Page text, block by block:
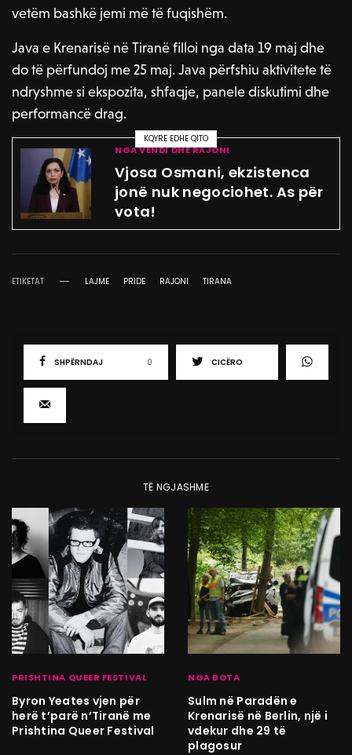
vetëm bashkë jemi më të fuqishëm.
Java e Krenarisë në Tiranë filloi nga data 19 maj dhe
do të përfundoj me 25 maj. Java përfshiu aktivitete të
ndryshme si ekspozita, shfaqje, panele diskutimi dhe
performancë drag.
KQYRE EDHE QITO
NGA VENDI DHE RAJONI
Vjosa Osmani, ekzistenca
jonë nuk negociohet. As për
vota!
ETIKETAT LAJME PRIDE RAJONI TIRANA
SHPËRNDAJ 0 CICËRO
TË NGJASHME
PRISHTINA QUEER FESTIVAL
Byron Yeates vjen për
herë t’parë n’Tiranë me
Prishtina Queer Festival
NGA BOTA
Sulm në Paradën e
Krenarisë në Berlin, një i
vdekur dhe 29 të
plagosur